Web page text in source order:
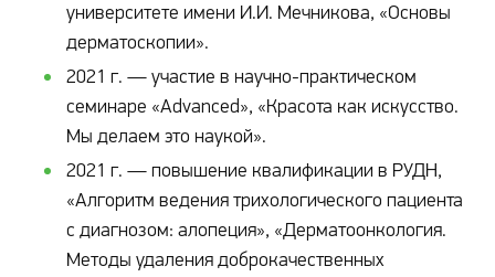
университете имени И.И. Мечникова, «Основы
дерматоскопии».
2021 г. — участие в научно-практическом
семинаре «Advanced», «Красота как искусство.
Мы делаем это наукой».
2021 г. — повышение квалификации в РУДН,
«Алгоритм ведения трихологического пациента
с диагнозом: алопеция», «Дерматоонкология.
Методы удаления доброкачественных